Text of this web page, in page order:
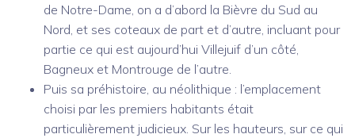
de Notre-Dame, on a d’abord la Bièvre du Sud au
Nord, et ses coteaux de part et d’autre, incluant pour
partie ce qui est aujourd’hui Villejuif d’un côté,
Bagneux et Montrouge de l’autre.
Puis sa préhistoire, au néolithique : l’emplacement
choisi par les premiers habitants était
particulièrement judicieux. Sur les hauteurs, sur ce qui